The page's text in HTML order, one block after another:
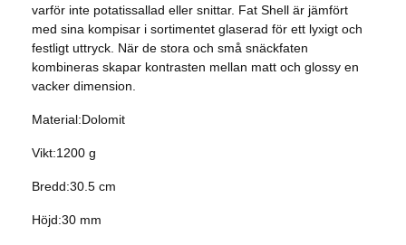
varför inte potatissallad eller snittar. Fat Shell är jämfört
med sina kompisar i sortimentet glaserad för ett lyxigt och
festligt uttryck. När de stora och små snäckfaten
kombineras skapar kontrasten mellan matt och glossy en
vacker dimension.
Material:Dolomit
Vikt:1200 g
Bredd:30.5 cm
Höjd:30 mm